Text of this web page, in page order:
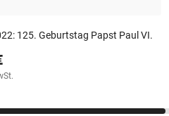
125. Geburtstag Papst Paul VI.